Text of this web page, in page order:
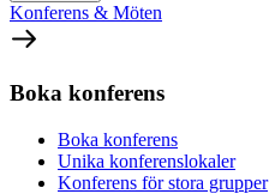
Konferens & Möten
Boka konferens
Boka konferens
Unika konferenslokaler
Konferens för stora grupper